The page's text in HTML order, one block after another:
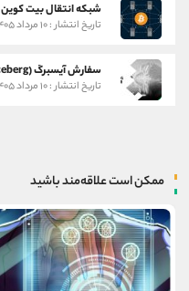
شبکه انتقال بیت کوین
تاریخ انتشار : ۱۰ مرداد ۱۴۰۵
سفارش آیسبرگ (Iceberg)
تاریخ انتشار : ۱۰ مرداد ۱۴۰۵
ممکن است علاقه‌مند باشید